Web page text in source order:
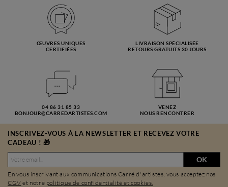
ŒUVRES UNIQUES
CERTIFIÉES
LIVRAISON SPÉCIALISÉE
RETOURS GRATUITS 30 JOURS
04 86 31 85 33
BONJOUR@CARREDARTISTES.COM
VENEZ
NOUS RENCONTRER
INSCRIVEZ-VOUS À LA NEWSLETTER ET RECEVEZ VOTRE
CADEAU ! 🎁
OK
En vous inscrivant aux communications Carré d'artistes, vous acceptez nos
CGV et notre politique de confidentialité et cookies.